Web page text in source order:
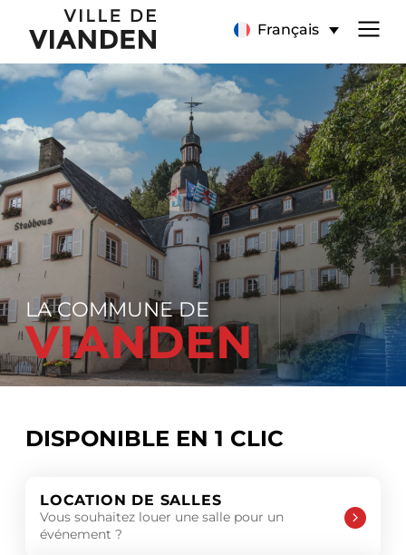
Page
d’accueil
Français
Menu
de
navigation
principal
LA COMMUNE DE
VIANDEN
DISPONIBLE EN 1 CLIC
LOCATION DE SALLES
Vous souhaitez louer une salle pour un
événement ?